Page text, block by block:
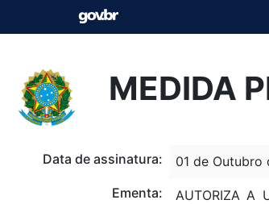
MEDIDA
Data de assinatura:
01 de Outubro
Ementa:
AUTORIZA A